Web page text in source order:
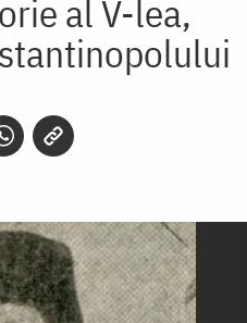
al V-lea,